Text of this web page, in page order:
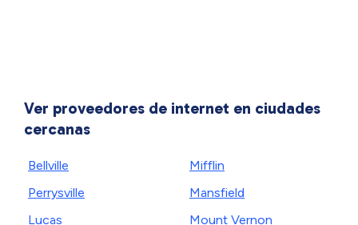
Ver proveedores de internet en ciudades
cercanas
Bellville
Perrysville
Lucas
Mifflin
Mansfield
Mount Vernon